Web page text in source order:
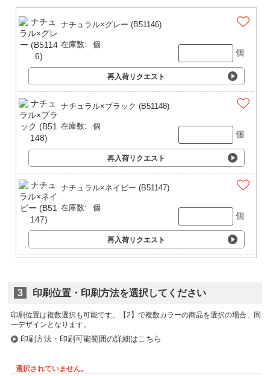
ナチュラル×グレー (B51146)
在庫数: 個
個
再入荷リクエスト
ナチュラル×ブラック (B51148)
在庫数: 個
個
再入荷リクエスト
ナチュラル×ネイビー (B51147)
在庫数: 個
個
再入荷リクエスト
3 印刷位置・印刷方法を選択してください
印刷位置は複数選択も可能です。
印刷方法・印刷可能範囲の詳細はこちら
選択されていません。